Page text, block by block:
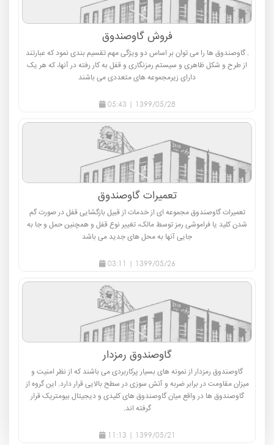
1399/05/28 | 05:43
فروش گاوصندوق
. گاوصندوق ها را می توان بر اساس دو ویژگی مهم تقسیم بندی نمود که عبارتند
از طرح و شکل ظاهری و سیستم رمزنگاری و قفل به کار رفته در آنها، که هر یک
دارای زیرمجموعه های متعددی می باشند
1399/05/26 | 03:11
تعمیرات گاوصندوق
تعمیرات گاوصندوق مجموعه ای از خدمات از قبیل بازگشایی قفل در صورت گم
شدن کلید یا فراموشی رمز توسط مالک، تغییر نوع قفل و همچنین حمل و جا به
جایی آنها به محل های جدید می باشد
1399/05/21 | 11:13
گاوصندوق رمزدار
گاوصندوق رمزدار از نمونه های بسیار پرکاربردی می باشند که از نظر امنیت و
میزان مقاومت در برابر ضربه و آتش سوزی در سطح بالایی قرار دارد. این گروه از
گاوصندوق ها در واقع میان گاوصندوق های کلیدی و دیجیتال بیومتریک قرار
گرفته اند.